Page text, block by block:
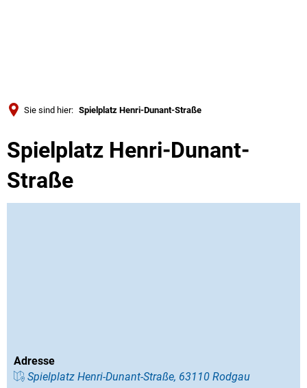
Български
Sie sind hier: Spielplatz Henri-Dunant-Straße
Spielplatz Henri-Dunant-
Straße
Adresse
Spielplatz Henri-Dunant-Straße, 63110 Rodgau